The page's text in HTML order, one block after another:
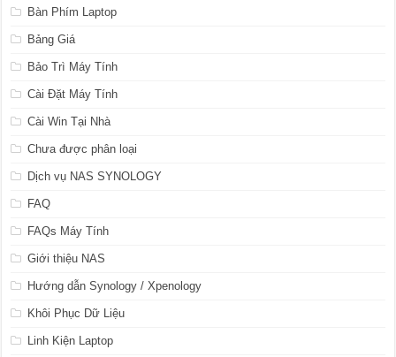
Bàn Phím Laptop
Bảng Giá
Bảo Trì Máy Tính
Cài Đặt Máy Tính
Cài Win Tại Nhà
Chưa được phân loại
Dịch vụ NAS SYNOLOGY
FAQ
FAQs Máy Tính
Giới thiệu NAS
Hướng dẫn Synology / Xpenology
Khôi Phục Dữ Liệu
Linh Kiện Laptop